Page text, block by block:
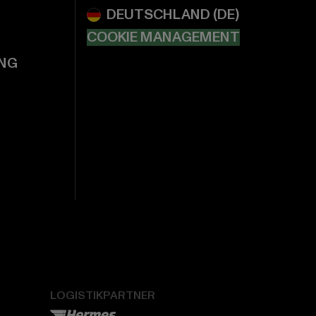
COOKIE MANAGEMENT
LOGISTIKPARTNER